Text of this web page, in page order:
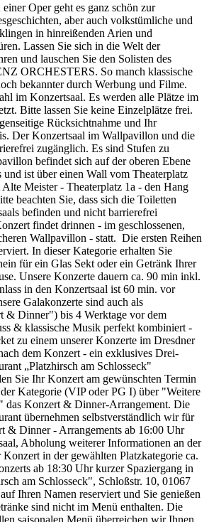
Oper geht es ganz schön zur
aber auch volkstümliche und
in hinreißenden Arien und
Lassen Sie sich in die Welt der
und lauschen Sie den Solisten des
ORCHESTERS. So manch klassische
bekannter durch Werbung und Filme.
im Konzertsaal. Es werden alle Plätze im
Bitte lassen Sie keine Einzelplätze frei.
Rücksichtnahme und Ihr
Der Konzertsaal im Wallpavillon und die
zugänglich. Es sind Stufen zu
befindet sich auf der oberen Ebene
ist über einen Wall vom Theaterplatz
Meister - Theaterplatz 1a - den Hang
beachten Sie, dass sich die Toiletten
befinden und nicht barrierefrei
findet drinnen - im geschlossenen,
Wallpavillon - statt. Die ersten Reihen
In dieser Kategorie erhalten Sie
für ein Glas Sekt oder ein Getränk Ihrer
Unsere Konzerte dauern ca. 90 min inkl.
in den Konzertsaal ist 60 min. vor
Galakonzerte sind auch als
& Dinner") bis 4 Werktage vor dem
& klassische Musik perfekt kombiniert -
zu einem unserer Konzerte im Dresdner
dem Konzert - ein exklusives Drei-
„Platzhirsch am Schlosseck"
Sie Ihr Konzert am gewünschten Termin
Kategorie (VIP oder PG I) über "Weitere
das Konzert & Dinner-Arrangement. Die
übernehmen selbstverständlich wir für
& Dinner - Arrangements ab 16:00 Uhr
Abholung weiterer Informationen an der
in der gewählten Platzkategorie ca.
ab 18:30 Uhr kurzer Spaziergang in
am Schlosseck", Schloßstr. 10, 01067
Ihren Namen reserviert und Sie genießen
sind nicht im Menü enthalten. Die
saisonalen Menü überreichen wir Ihnen